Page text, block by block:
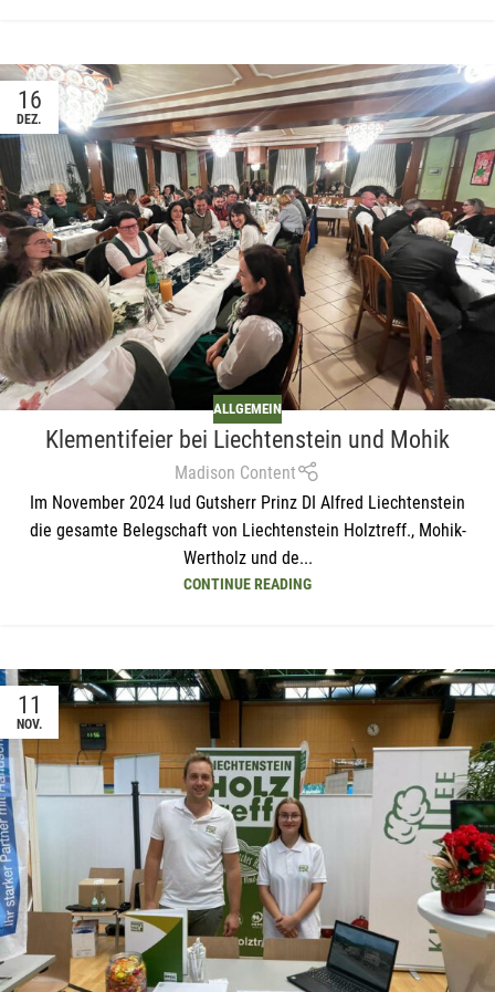
16
DEZ.
ALLGEMEIN
Klementifeier bei Liechtenstein und Mohik
Madison Content
Im November 2024 lud Gutsherr Prinz DI Alfred Liechtenstein
die gesamte Belegschaft von Liechtenstein Holztreff., Mohik-
Wertholz und de...
CONTINUE READING
11
NOV.